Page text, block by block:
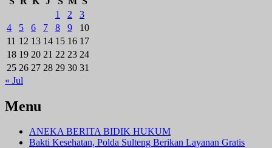
1
2
3
4
5 6 7 8 9
10
11 12 13 14 15 16 17
18 19 20 21 22 23 24
25 26 27 28 29 30 31
« Jul
Menu
ANEKA BERITA BIDIK HUKUM
Bakti Kesehatan, Polda Sulteng Berikan Layanan Gratis